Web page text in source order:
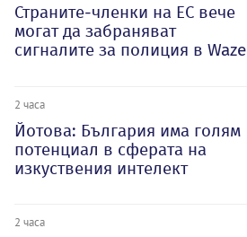
Страните-членки на ЕС вече
могат да забраняват
сигналите за полиция в Waze
2 часа
Йотова: България има голям
потенциал в сферата на
изкуствения интелект
2 часа